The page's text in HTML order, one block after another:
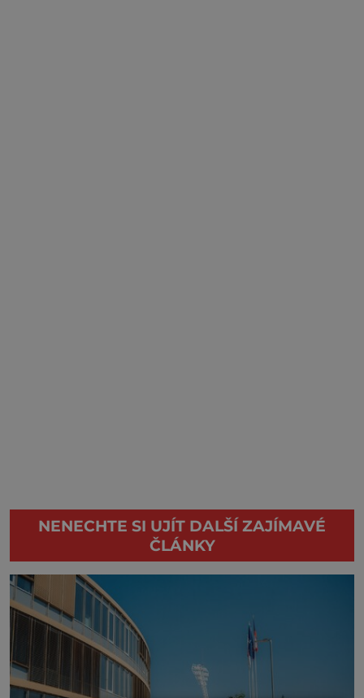
NENECHTE SI UJÍT DALŠÍ ZAJÍMAVÉ
ČLÁNKY